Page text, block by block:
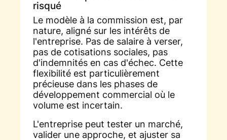
risqué
Le modèle à la commission est, par
nature, aligné sur les intérêts de
l'entreprise. Pas de salaire à verser,
pas de cotisations sociales, pas
d'indemnités en cas d'échec. Cette
flexibilité est particulièrement
précieuse dans les phases de
développement commercial où le
volume est incertain.
L'entreprise peut tester un marché,
valider une approche, et ajuster sa